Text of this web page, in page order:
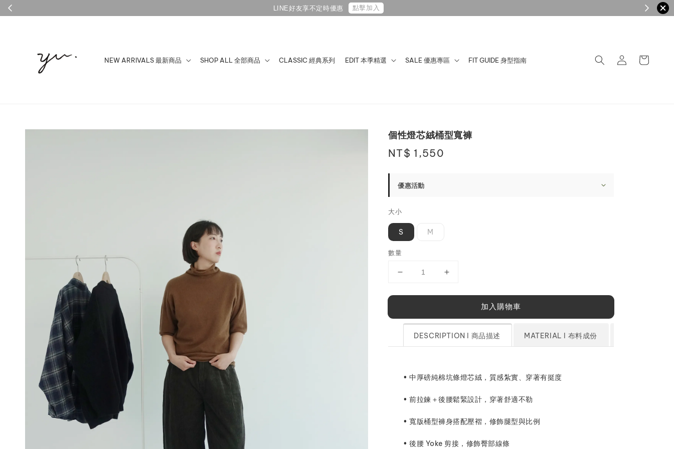
LINE好友享不定時優惠 點擊加入
NEW ARRIVALS 最新商品 SHOP ALL 全部商品 CLASSIC 經典系列 EDIT 本季精選 SALE 優惠專區 FIT GUIDE 身型指南
個性燈芯絨桶型寬褲
Regular
NT$ 1,550
優惠活動
大小
S M
數量
加入購物車
DESCRIPTION l 商品描述 MATERIAL l 布料成份
• 中厚磅純棉坑條燈芯絨，質感紮實、穿著有挺度
• 前拉鍊＋後腰鬆緊設計，穿著舒適不勒
• 寬版桶型褲身搭配壓褶，修飾腿型與比例
• 後腰 Yoke 剪接，修飾臀部線條